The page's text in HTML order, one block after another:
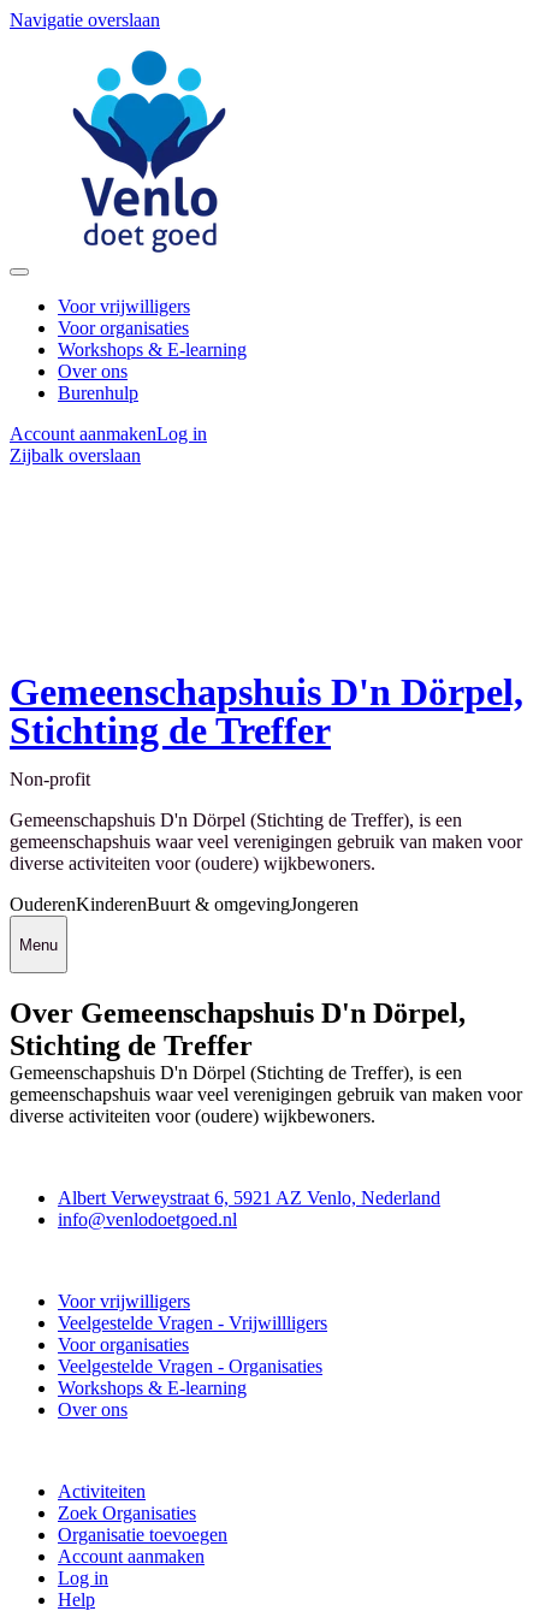
Navigatie overslaan
Voor vrijwilligers
Voor organisaties
Workshops & E-learning
Over ons
Burenhulp
Account aanmakenLog in
Zijbalk overslaan
Gemeenschapshuis D'n Dörpel,
Stichting de Treffer
Non-profit
Gemeenschapshuis D'n Dörpel (Stichting de Treffer), is een
gemeenschapshuis waar veel verenigingen gebruik van maken voor
diverse activiteiten voor (oudere) wijkbewoners.
OuderenKinderenBuurt & omgevingJongeren
Menu
Over Gemeenschapshuis D'n Dörpel,
Stichting de Treffer
Gemeenschapshuis D'n Dörpel (Stichting de Treffer), is een
gemeenschapshuis waar veel verenigingen gebruik van maken voor
diverse activiteiten voor (oudere) wijkbewoners.
Albert Verweystraat 6, 5921 AZ Venlo, Nederland
info@venlodoetgoed.nl
Voor vrijwilligers
Veelgestelde Vragen - Vrijwillligers
Voor organisaties
Veelgestelde Vragen - Organisaties
Workshops & E-learning
Over ons
Activiteiten
Zoek Organisaties
Organisatie toevoegen
Account aanmaken
Log in
Help